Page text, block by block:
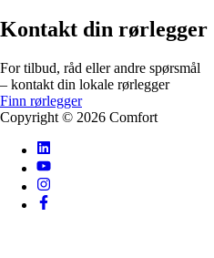
Kontakt din rørlegger
For tilbud, råd eller andre spørsmål
– kontakt din lokale rørlegger
Finn rørlegger
Copyright © 2026 Comfort